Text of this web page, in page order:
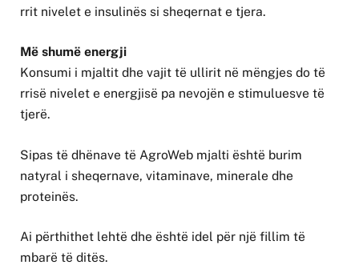
rrit nivelet e insulinës si sheqernat e tjera.
Më shumë energji
Konsumi i mjaltit dhe vajit të ullirit në mëngjes do të
rrisë nivelet e energjisë pa nevojën e stimuluesve të
tjerë.
Sipas të dhënave të AgroWeb mjalti është burim
natyral i sheqernave, vitaminave, minerale dhe
proteinës.
Ai përthithet lehtë dhe është idel për një fillim të
mbarë të ditës.